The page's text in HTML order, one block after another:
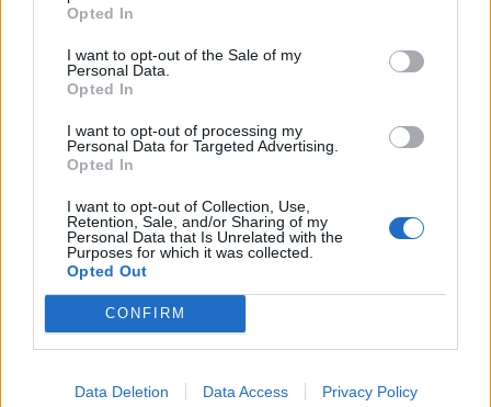
Opted In
I want to opt-out of the Sale of my
Personal Data.
Opted In
I want to opt-out of processing my
Personal Data for Targeted Advertising.
Opted In
I want to opt-out of Collection, Use,
Retention, Sale, and/or Sharing of my
Personal Data that Is Unrelated with the
Purposes for which it was collected.
Opted Out
CONFIRM
Data Deletion Data Access Privacy Policy
TAIP PAT SKAITYKITE